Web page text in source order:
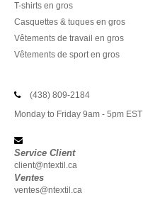
T-shirts en gros
Casquettes & tuques en gros
Vêtements de travail en gros
Vêtements de sport en gros
(438) 809-2184
Monday to Friday 9am - 5pm EST
Service Client
client@ntextil.ca
Ventes
ventes@ntextil.ca